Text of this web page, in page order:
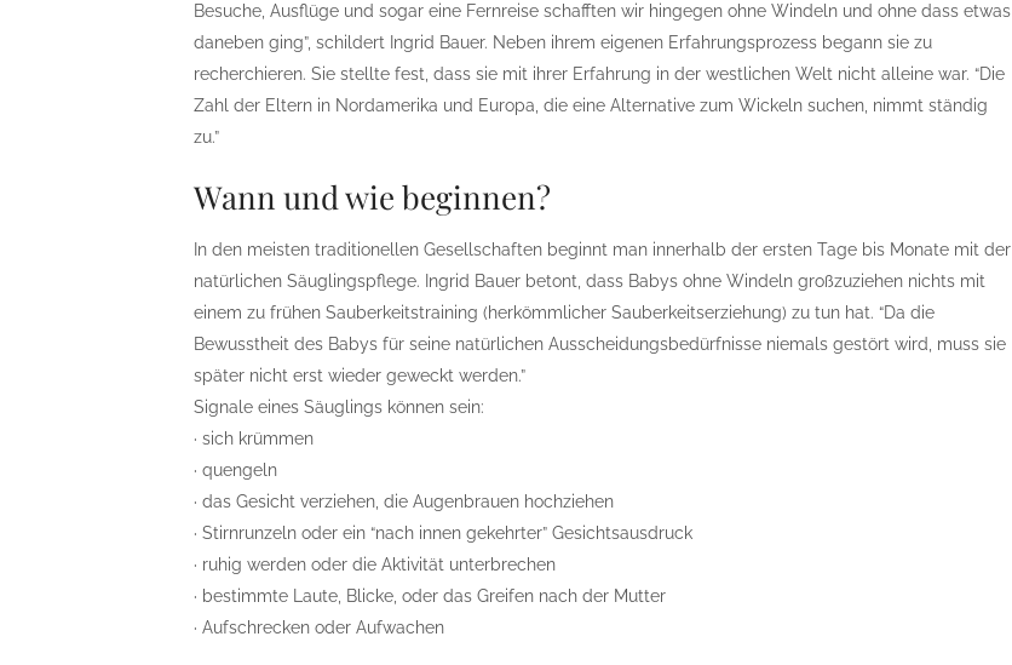
Besuche, Ausflüge und sogar eine Fernreise schafften wir hingegen ohne Windeln und ohne dass etwas
daneben ging”, schildert Ingrid Bauer. Neben ihrem eigenen Erfahrungsprozess begann sie zu
recherchieren. Sie stellte fest, dass sie mit ihrer Erfahrung in der westlichen Welt nicht alleine war. “Die
Zahl der Eltern in Nordamerika und Europa, die eine Alternative zum Wickeln suchen, nimmt ständig
zu.”
Wann und wie beginnen?
In den meisten traditionellen Gesellschaften beginnt man innerhalb der ersten Tage bis Monate mit der
natürlichen Säuglingspflege. Ingrid Bauer betont, dass Babys ohne Windeln großzuziehen nichts mit
einem zu frühen Sauberkeitstraining (herkömmlicher Sauberkeitserziehung) zu tun hat. “Da die
Bewusstheit des Babys für seine natürlichen Ausscheidungsbedürfnisse niemals gestört wird, muss sie
später nicht erst wieder geweckt werden.”
Signale eines Säuglings können sein:
· sich krümmen
· quengeln
· das Gesicht verziehen, die Augenbrauen hochziehen
· Stirnrunzeln oder ein “nach innen gekehrter” Gesichtsausdruck
· ruhig werden oder die Aktivität unterbrechen
· bestimmte Laute, Blicke, oder das Greifen nach der Mutter
· Aufschrecken oder Aufwachen